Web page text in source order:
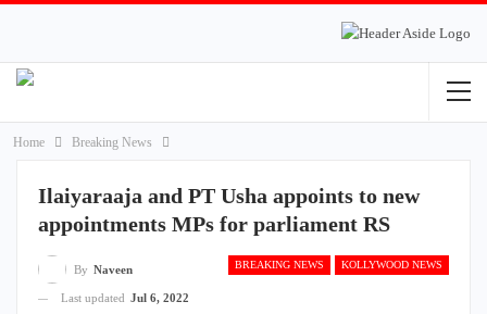
Home Breaking News
Ilaiyaraaja and PT Usha appoints to new
appointments MPs for parliament RS
BREAKING NEWS KOLLYWOOD NEWS
By Naveen
Last updated Jul 6, 2022